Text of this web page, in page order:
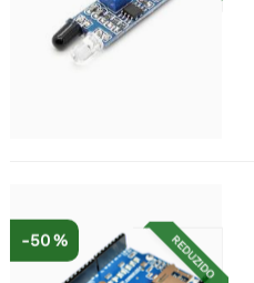
REDUZIDO
-50 %